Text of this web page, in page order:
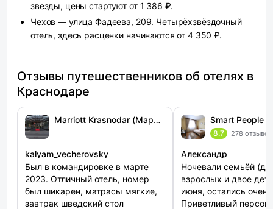
звезды, цены стартуют от 1 386 ₽.
Чехов — улица Фадеева, 209. Четырёхзвёздочный
отель, здесь расценки начинаются от 4 350 ₽.
Отзывы путешественников об отелях в
Краснодаре
Marriott Krasnodar (Марриотт Краснодар)
kalyam_vecherovsky
Был в командировке в марте
2023. Отличный отель, номер
был шикарен, матрасы мягкие,
завтрак шведский стол
8.7 278 отзывов
Александр
Ночевали семьёй
взрослых и двое
июня, остались
Приветливый